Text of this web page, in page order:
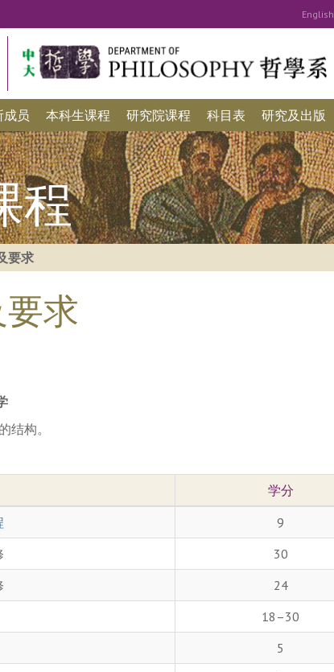
English
成员 本科生课程 研究院课程 科目表 研究及出版
程
要求
求
结构。
学分
9
30
24
18–30
5